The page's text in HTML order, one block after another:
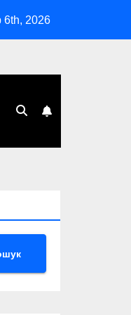
Києву: символічна
6th, 2026